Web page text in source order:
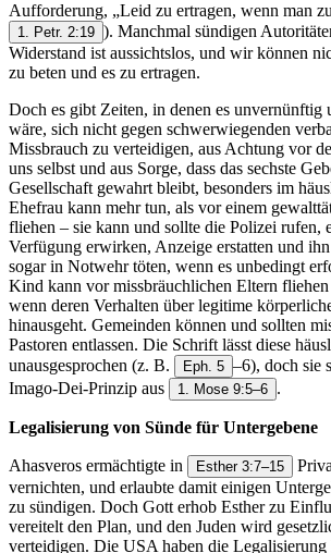
Aufforderung, „Leid zu ertragen, wenn man
1. Petr. 2:19 ). Manchmal sündigen
Widerstand ist aussichtslos, und wir können
zu beten und es zu ertragen.
Doch es gibt Zeiten, in denen es unvernünftig
wäre, sich nicht gegen schwerwiegenden
Missbrauch zu verteidigen, aus Achtung vor
uns selbst und aus Sorge, dass das sechste
Gesellschaft gewahrt bleibt, besonders im
Ehefrau kann mehr tun, als vor einem
fliehen – sie kann und sollte die Polizei rufen,
Verfügung erwirken, Anzeige erstatten und
sogar in Notwehr töten, wenn es unbedingt
Kind kann vor missbräuchlichen Eltern fliehen
wenn deren Verhalten über legitime
hinausgeht. Gemeinden können und sollten
Pastoren entlassen. Die Schrift lässt diese
unausgesprochen (z. B.
Eph. 5 –6), doch sie
Imago-Dei-Prinzip aus
1. Mose 9:5–6 .
Legalisierung von Sünde für Untergebene
Ahasveros ermächtigte in Esther 3:7–15
vernichten, und erlaubte damit einigen
zu sündigen. Doch Gott erhob Esther zu
vereitelt den Plan, und den Juden wird
verteidigen. Die USA haben die